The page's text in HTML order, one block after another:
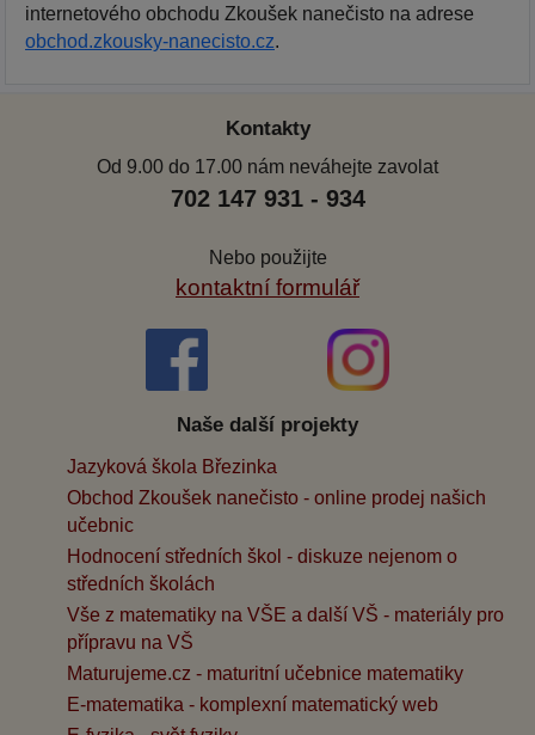
internetového obchodu Zkoušek nanečisto na adrese
obchod.zkousky-nanecisto.cz.
Kontakty
Od 9.00 do 17.00 nám neváhejte zavolat
702 147 931 - 934
Nebo použijte
kontaktní formulář
Naše další projekty
Jazyková škola Březinka
Obchod Zkoušek nanečisto - online prodej našich
učebnic
Hodnocení středních škol - diskuze nejenom o
středních školách
Vše z matematiky na VŠE a další VŠ - materiály pro
přípravu na VŠ
Maturujeme.cz - maturitní učebnice matematiky
E-matematika - komplexní matematický web